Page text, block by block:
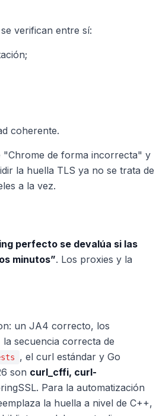
verifican entre sí:
coherente.
"Chrome de forma incorrecta" y
la huella TLS ya no se trata de
a la vez.
perfecto se devalúa si las
minutos”. Los proxies y la
un JA4 correcto, los
secuencia correcta de
, el curl estándar y Go
son curl_cffi, curl-
Para la automatización
la huella a nivel de C++,